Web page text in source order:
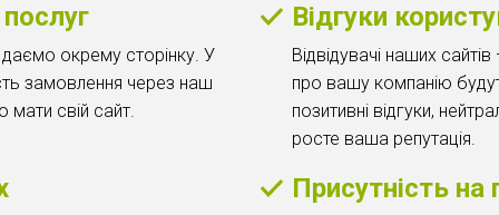
окрему сторінку. У
замовлення через наш
свій сайт.
Відгуки
Відвідувачі наших
про вашу компанію
позитивні відгуки,
росте ваша репутація.
Присутність на